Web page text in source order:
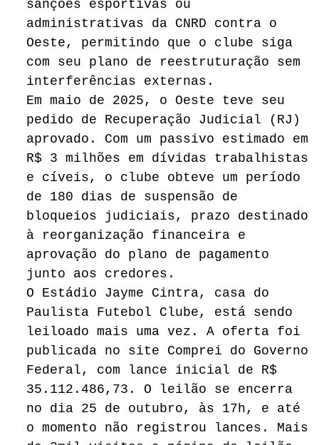
sanções esportivas ou
administrativas da CNRD contra o
Oeste, permitindo que o clube siga
com seu plano de reestruturação sem
interferências externas.
Em maio de 2025, o Oeste teve seu
pedido de Recuperação Judicial (RJ)
aprovado. Com um passivo estimado em
R$ 3 milhões em dívidas trabalhistas
e cíveis, o clube obteve um período
de 180 dias de suspensão de
bloqueios judiciais, prazo destinado
à reorganização financeira e
aprovação do plano de pagamento
junto aos credores.
O Estádio Jayme Cintra, casa do
Paulista Futebol Clube, está sendo
leiloado mais uma vez. A oferta foi
publicada no site Comprei do Governo
Federal, com lance inicial de R$
35.112.486,73. O leilão se encerra
no dia 25 de outubro, às 17h, e até
o momento não registrou lances. Mais